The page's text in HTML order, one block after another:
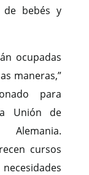
de bebés y
ocupadas
maneras,”
para
Unión de
cursos